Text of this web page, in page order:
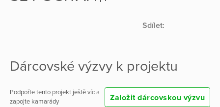
Sdílet:
Dárcovské výzvy k projektu
Podpořte tento projekt ještě víc a
zapojte kamarády
Založit dárcovskou výzvu